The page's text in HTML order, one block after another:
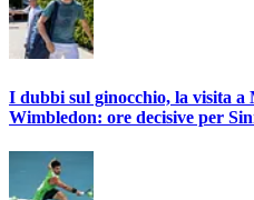
I dubbi sul ginocchio, la visita a
Wimbledon: ore decisive per